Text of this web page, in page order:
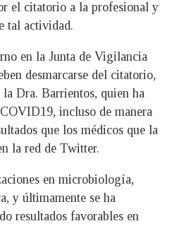
el citatorio a la profesional y
tal actividad.
en la Junta de Vigilancia
desmarcarse del citatorio,
Dra. Barrientos, quien ha
incluso de manera
que los médicos que la
la red de Twitter.
en microbiología,
y últimamente se ha
resultados favorables en